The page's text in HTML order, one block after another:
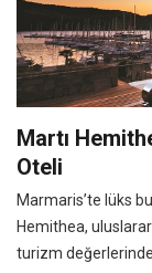
Martı
Oteli
Marmaris’te lüks
Hemithea,
turizm